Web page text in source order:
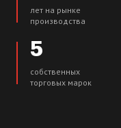
лет на рынке
производства
5
собственных
торговых марок